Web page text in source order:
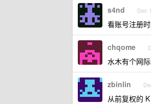
s4nd Dec
看账号注册
chqome
水木有个网
zbinlin
从前复权的